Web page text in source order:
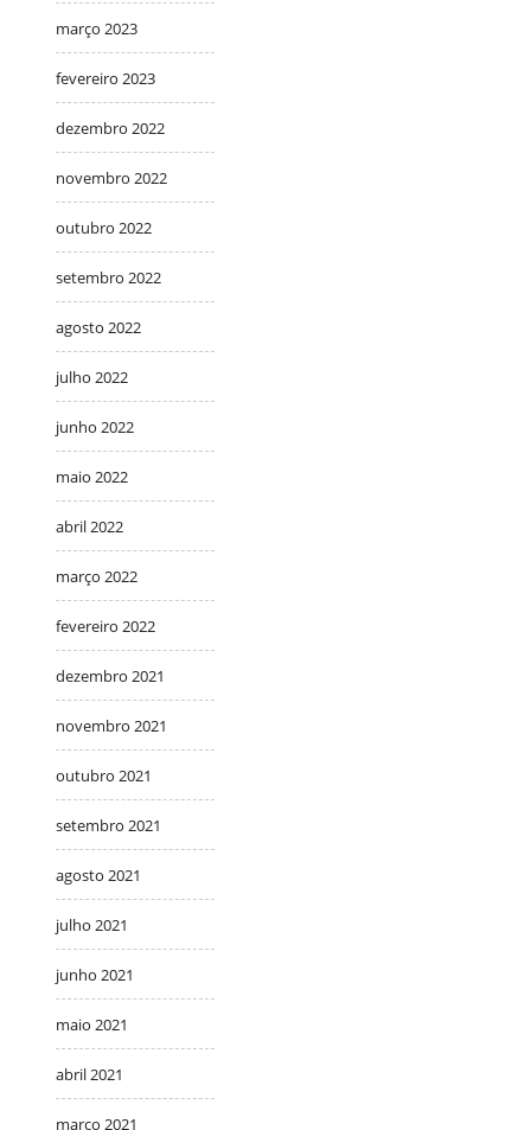
março 2023
fevereiro 2023
dezembro 2022
novembro 2022
outubro 2022
setembro 2022
agosto 2022
julho 2022
junho 2022
maio 2022
abril 2022
março 2022
fevereiro 2022
dezembro 2021
novembro 2021
outubro 2021
setembro 2021
agosto 2021
julho 2021
junho 2021
maio 2021
abril 2021
março 2021